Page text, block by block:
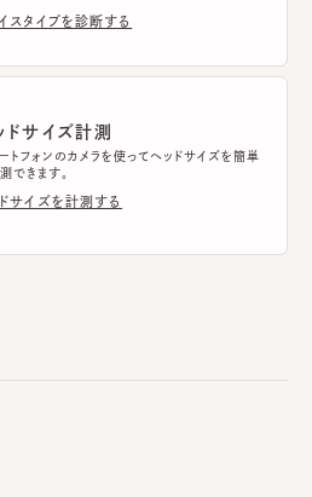
スタイプを診断する
ドサイズ計測
トフォンのカメラを使ってヘッドサイズを簡単
できます。
サイズを計測する